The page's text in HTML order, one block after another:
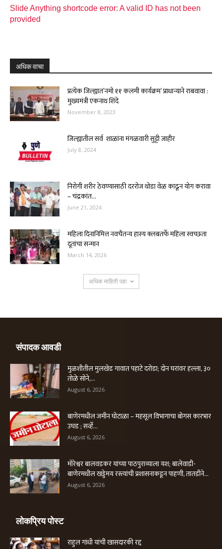
Slide Anything shortcode error: A valid ID has not been
provided
अधिक वाचा
प्रत्येक जिल्ह्यात’नमो ११ कलमी कार्यक्रम’ प्राधान्याने राबवावा :
मुख्यमंत्री एकनाथ शिंदे
November 8, 2023
जिल्ह्यातील सर्व शाळांना मंगळवारी सुट्टी जाहीर
July 8, 2024
निरोगी शरीर ठेवण्यासाठी दररोज थोडा वेळ काढून योग करावा
– चंद्रकांत...
June 21, 2024
महिला दिनानिमित्त नवचैतन्य हास्य क्लबतर्फे महिला स्वच्छता
दूतांचा सन्मान
March 14, 2026
अधिक माहिती पहा
संपादक आवडी
मुळशीतील मुलखेड गावात पहाटे दरोडा; दोन घरांवर हल्ला, ३०
तोळे सोने,...
August 6, 2026
बाणेरमधील जमीन घोटाळा – महसूल विभागाचा बोगस कारभार
उघड ; सर्व्हे...
August 6, 2026
मोरेश्वर बालवडकर यांच्या पाठपुराव्याला यश; बालेवाडी-
बाणेरमधील खड्डेमय रस्त्यांची प्रशासनाकडून पाहणी, तातडीने...
August 6, 2026
लोकप्रिय पोस्ट
राहुल गांधी यांची खासदारकी रद्द